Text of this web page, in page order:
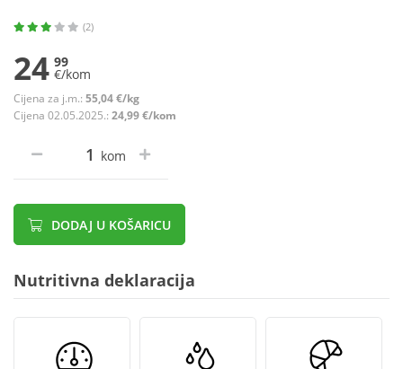
(2)
24 99
€/kom
Cijena za j.m.: 55,04 €/kg
Cijena 02.05.2025.: 24,99 €/kom
kom
DODAJ U KOŠARICU
Nutritivna deklaracija